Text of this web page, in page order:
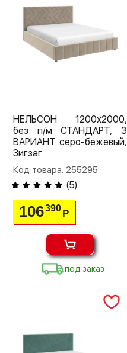
НЕЛЬСОН 1200х2000,
без п/м СТАНДАРТ, 3
ВАРИАНТ серо-бежевый,
Зигзаг
Код товара: 255295
(5)
106390Р
под заказ